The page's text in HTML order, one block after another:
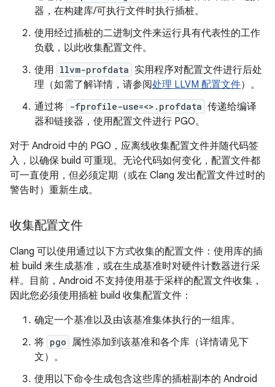
器，在构建库/可执行文件时执行插桩。
使用经过插桩的二进制文件来运行具有代表性的工作
负载，以此收集配置文件。
使用 llvm-profdata 实用程序对配置文件进行后处
理（如需了解详情，请参阅处理 LLVM 配置文件）。
通过将 -fprofile-use=<>.profdata 传递给编译
器和链接器，使用配置文件进行 PGO。
对于 Android 中的 PGO，应离线收集配置文件并随代码签
入，以确保 build 可重现。无论代码如何变化，配置文件都
可一直使用，但必须定期（或在 Clang 发出配置文件过时的
警告时）重新生成。
收集配置文件
Clang 可以使用通过以下方式收集的配置文件：使用库的插
桩 build 来生成基准，或在生成基准时对硬件计数器进行采
样。目前，Android 不支持使用基于采样的配置文件收集，
因此您必须使用插桩 build 收集配置文件：
确定一个基准以及由该基准集体执行的一组库。
将 pgo 属性添加到该基准和各个库（详情请见下
文）。
使用以下命令生成包含这些库的插桩副本的 Android